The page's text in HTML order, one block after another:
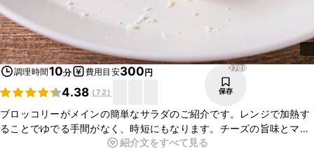
調理時間10分 費用目安300円
4.38 (72)
2788
保存
ブロッコリーがメインの簡単なサラダのご紹介です。レンジで加熱す
ることでゆでる手間がなく、時短にもなります。チーズの旨味とマス
タードの酸味に、まろやかなマヨネーズがよく合いますよ。もう一品
紹介文をすべて見る